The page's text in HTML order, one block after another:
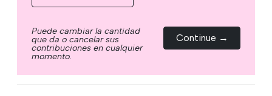
Puede cambiar la cantidad
que da o cancelar sus
contribuciones en cualquier
momento.
Continue →